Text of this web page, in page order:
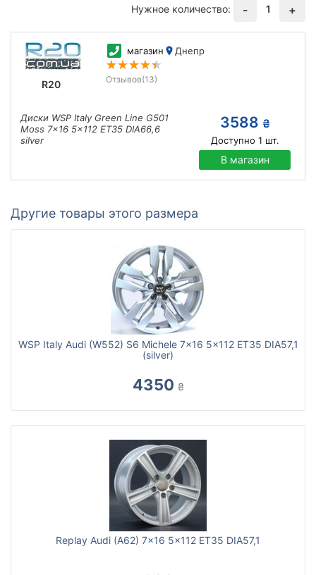
Нужное количество:
- 1 +
R20
магазин Днепр
Отзывов(13)
Диски WSP Italy Green Line G501
Moss 7x16 5x112 ET35 DIA66,6
silver
3588 ₴
Доступно 1 шт.
В магазин
Другие товары этого размера
WSP Italy Audi (W552) S6 Michele 7x16 5x112 ET35 DIA57,1
(silver)
4350 ₴
Replay Audi (A62) 7x16 5x112 ET35 DIA57,1